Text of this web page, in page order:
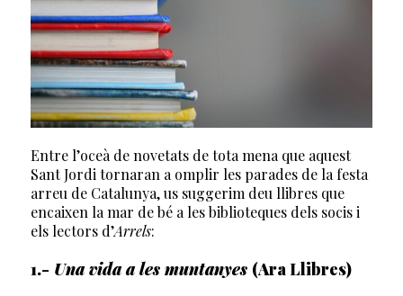
Entre l’oceà de novetats de tota mena que aquest
Sant Jordi tornaran a omplir les parades de la festa
arreu de Catalunya, us suggerim deu llibres que
encaixen la mar de bé a les biblioteques dels socis i
els lectors d’Arrels:
1.- Una vida a les muntanyes (Ara Llibres)